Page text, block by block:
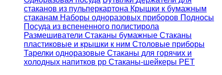
стаканов из пульперкартона Крышки к бумажным
стаканам Наборы одноразовых приборов Подносы
Посуда из вспененного полистирола
Размешиватели Стаканы бумажные Стаканы
пластиковые и крышки к ним Столовые приборы
Тарелки одноразовые Стаканы для горячих и
холодных напитков pp Стаканы-шейкеры PET